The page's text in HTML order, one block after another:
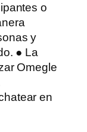
o
y
● La
Omegle
en